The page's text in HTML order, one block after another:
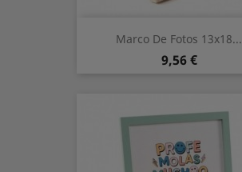
Marco De Fotos 13x18...
Precio
9,56 €